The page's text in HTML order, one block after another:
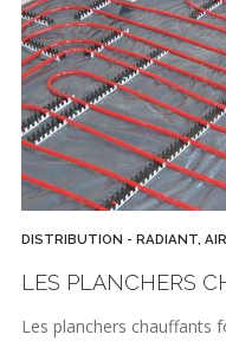
DISTRIBUTION - RADIANT,
LES PLANCHERS
Les planchers chauffants